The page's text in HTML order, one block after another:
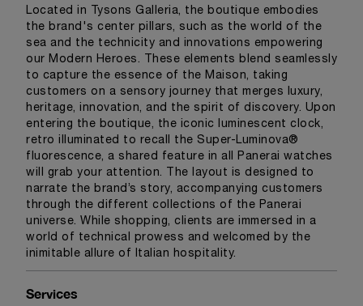
Located in Tysons Galleria, the boutique embodies
the brand's center pillars, such as the world of the
sea and the technicity and innovations empowering
our Modern Heroes. These elements blend seamlessly
to capture the essence of the Maison, taking
customers on a sensory journey that merges luxury,
heritage, innovation, and the spirit of discovery. Upon
entering the boutique, the iconic luminescent clock,
retro illuminated to recall the Super-Luminova®
fluorescence, a shared feature in all Panerai watches
will grab your attention. The layout is designed to
narrate the brand’s story, accompanying customers
through the different collections of the Panerai
universe. While shopping, clients are immersed in a
world of technical prowess and welcomed by the
inimitable allure of Italian hospitality.
Services